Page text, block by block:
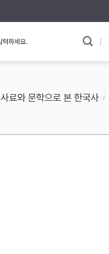
사료와 문학으로 본
고대
조선 후기
사료와 문학으로 본 한국사